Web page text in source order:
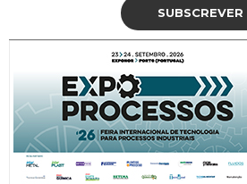
SUBSCREVER